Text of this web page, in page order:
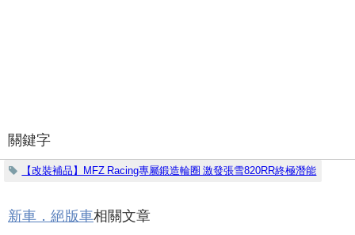
關鍵字
【改裝補品】MFZ Racing專屬鍛造輪圈 激發張雪820RR終極潛能
新車．絕版車相關文章